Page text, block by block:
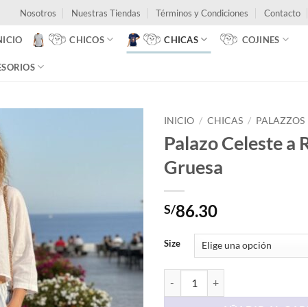
Nosotros Nuestras Tiendas Términos y Condiciones Contacto
CHICOS CHICAS COJINES
INICIO / CHICAS / PALAZZOS
Palazo Celeste a
Gruesa
S/86.30
Size